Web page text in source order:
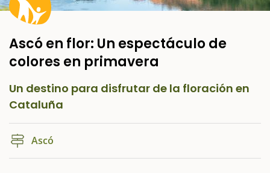
Ascó en flor: Un espectáculo de
colores en primavera
Un destino para disfrutar de la floración en
Cataluña
Ascó